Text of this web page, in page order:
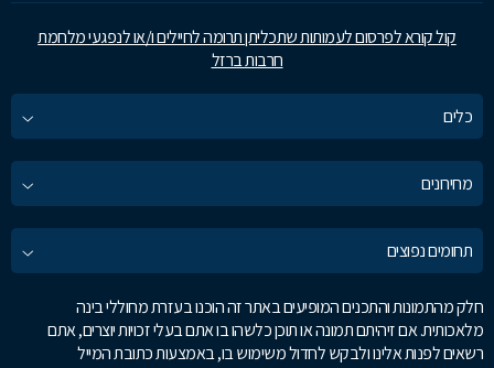
קול קורא לפרסום לעמותות שתכליתן תרומה לחיילים ו/או לנפגעי מלחמת
חרבות ברזל
כלים
מחירונים
תחומים נפוצים
חלק מהתמונות והתכנים המופיעים באתר זה הוכנו בעזרת מחוללי בינה
מלאכותית. אם זיהיתם תמונה או תוכן כלשהו בו אתם בעלי זכויות יוצרים, אתם
רשאים לפנות אלינו ולבקש לחדול משימוש בו, באמצעות כתובת המייל